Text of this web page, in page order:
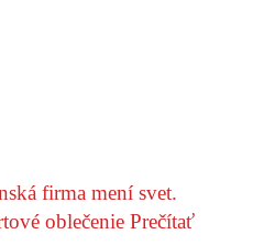
firma mení svet.
oblečenie Prečítať